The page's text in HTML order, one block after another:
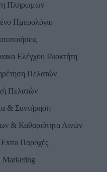
Πληρωμών
Ημερολόγιο
Ελέγχου Ιδιοκτήτη
Πελατών
Πελατών
& Συντήρηση
& Καθαριότητα Λινών
Παροχές
Marketing